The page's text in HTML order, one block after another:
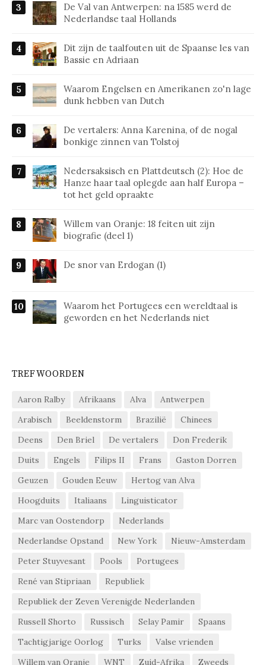
De Val van Antwerpen: na 1585 werd de
Nederlandse taal Hollands
Dit zijn de taalfouten uit de Spaanse les van
Bassie en Adriaan
Waarom Engelsen en Amerikanen zo'n lage
dunk hebben van Dutch
De vertalers: Anna Karenina, of de nogal
bonkige zinnen van Tolstoj
Nedersaksisch en Plattdeutsch (2): Hoe de
Hanze haar taal oplegde aan half Europa –
tot het geld opraakte
Willem van Oranje: 18 feiten uit zijn
biografie (deel 1)
De snor van Erdogan (1)
Waarom het Portugees een wereldtaal is
geworden en het Nederlands niet
TREFWOORDEN
Aaron Ralby Afrikaans Alva
Antwerpen
Arabisch
Beeldenstorm Brazilië
Chinees
Deens
Den Briel De vertalers
Don Frederik
Duits
Engels Filips II Frans
Gaston Dorren
Geuzen
Gouden Eeuw
Hertog van Alva
Hoogduits
Italiaans
Linguisticator
Marc van Oostendorp
Nederlands
Nederlandse Opstand
New York
Nieuw-Amsterdam
Peter Stuyvesant
Pools
Portugees
René van Stipriaan
Republiek
Republiek der Zeven Verenigde Nederlanden
Russell Shorto
Russisch Selay Pamir
Spaans
Tachtigjarige Oorlog
Turks
Valse vrienden
Willem van Oranje
WNT Zuid-Afrika Zweeds